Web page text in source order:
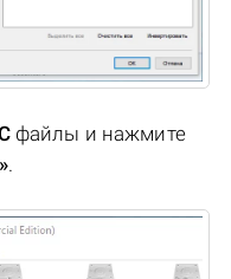
файлы и нажмите
.